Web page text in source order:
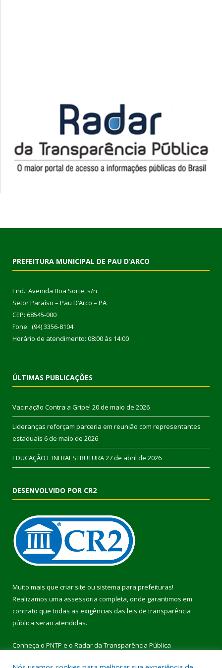
PREFEITURA MUNICIPAL DE PAU D’ARCO
End.: Avenida Boa Sorte, s/n
Setor Paraíso – Pau D’Arco – PA
CEP: 68545-000
Fone: (94) 3356-8104
Horário de atendimento: 08:00 às 14:00
ÚLTIMAS PUBLICAÇÕES
Vacinação Contra a Gripe! 20 de maio de 2026
Lideranças reforçam parceria em reunião com representantes
estaduais 6 de maio de 2026
EDUCAÇÃO E INFRAESTRUTURA27 de abril de 2026
DESENVOLVIDO POR CR2
Muito mais que criar site ou sistema para prefeituras!
Realizamos uma assessoria completa, onde garantimos em
contrato que todas as exigências das leis de transparência
pública serão atendidas.
Conheça o PNTP e o Radar da Transparência Pública